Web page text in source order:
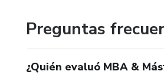
Preguntas
¿Quién evaluó MBA &